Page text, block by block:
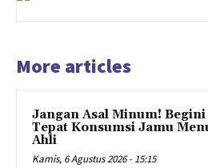
More articles
Jangan Asal Minum! Begini
Tepat Konsumsi Jamu
Ahli
Kamis, 6 Agustus 2026 - 15:15